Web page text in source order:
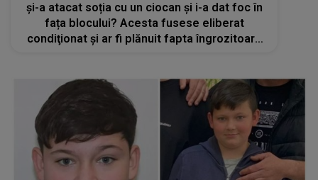
și-a atacat soția cu un ciocan și i-a dat foc în
fața blocului? Acesta fusese eliberat
condiţionat și ar fi plănuit fapta îngrozitoare